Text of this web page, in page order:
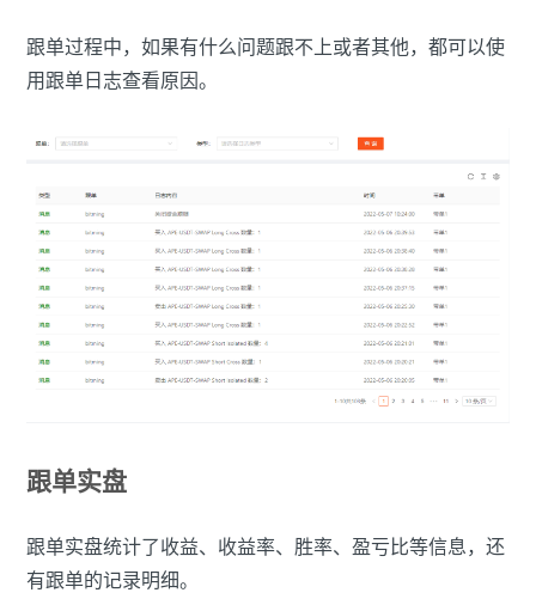
跟单过程中，如果有什么问题跟不上或者其他，都可以使
用跟单日志查看原因。
跟单实盘
跟单实盘统计了收益、收益率、胜率、盈亏比等信息，还
有跟单的记录明细。